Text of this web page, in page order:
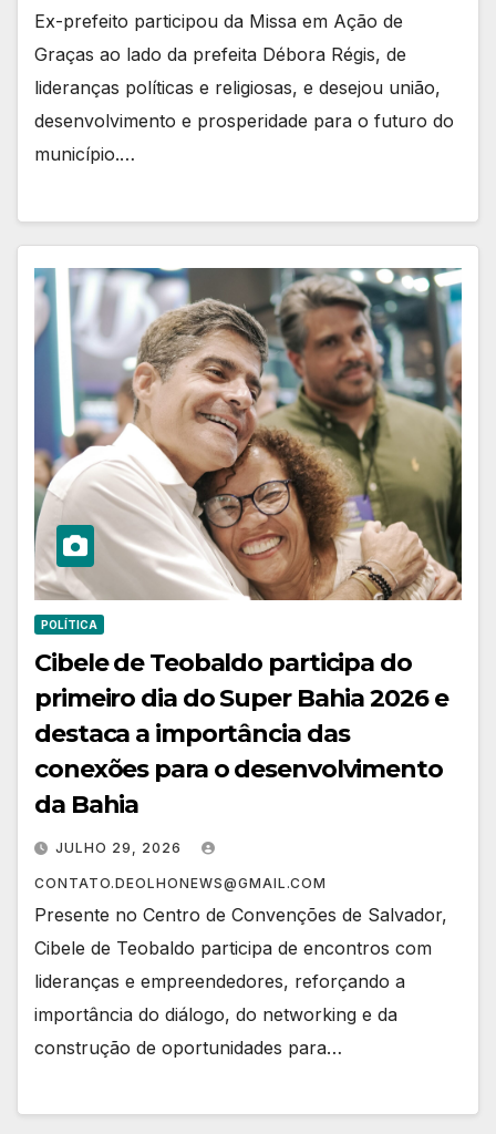
Ex-prefeito participou da Missa em Ação de
Graças ao lado da prefeita Débora Régis, de
lideranças políticas e religiosas, e desejou união,
desenvolvimento e prosperidade para o futuro do
município.…
POLÍTICA
Cibele de Teobaldo participa do
primeiro dia do Super Bahia 2026 e
destaca a importância das
conexões para o desenvolvimento
da Bahia
JULHO 29, 2026
CONTATO.DEOLHONEWS@GMAIL.COM
Presente no Centro de Convenções de Salvador,
Cibele de Teobaldo participa de encontros com
lideranças e empreendedores, reforçando a
importância do diálogo, do networking e da
construção de oportunidades para…